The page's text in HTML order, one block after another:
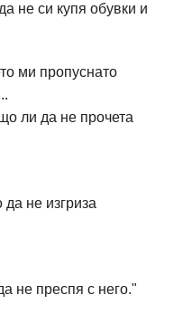
не си купя обувки и
ми пропуснато
ли да не прочета
не изгриза
не преспя с него."